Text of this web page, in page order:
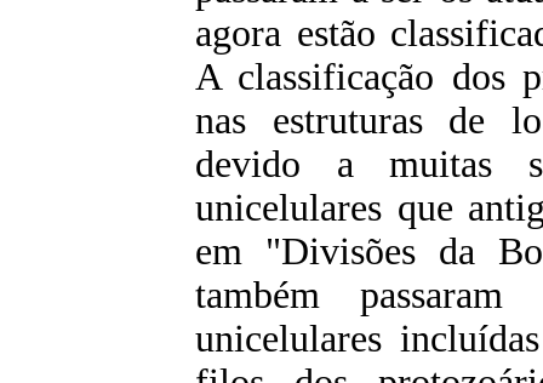
agora estão
A classificação dos
nas estruturas de
devido a muitas
unicelulares que
em "Divisões da
também
unicelulares